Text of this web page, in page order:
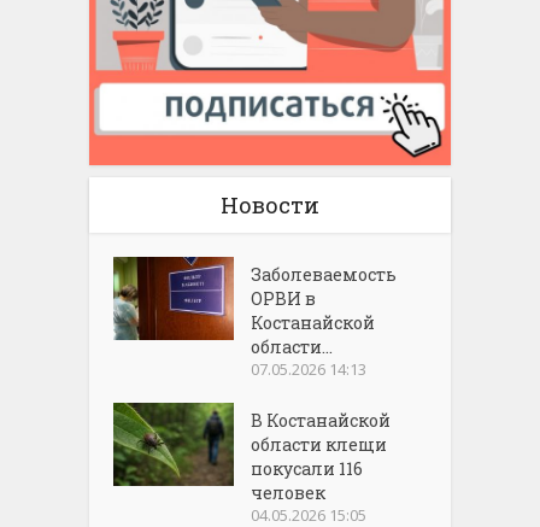
Новости
Заболеваемость
ОРВИ в
Костанайской
области...
07.05.2026 14:13
В Костанайской
области клещи
покусали 116
человек
04.05.2026 15:05